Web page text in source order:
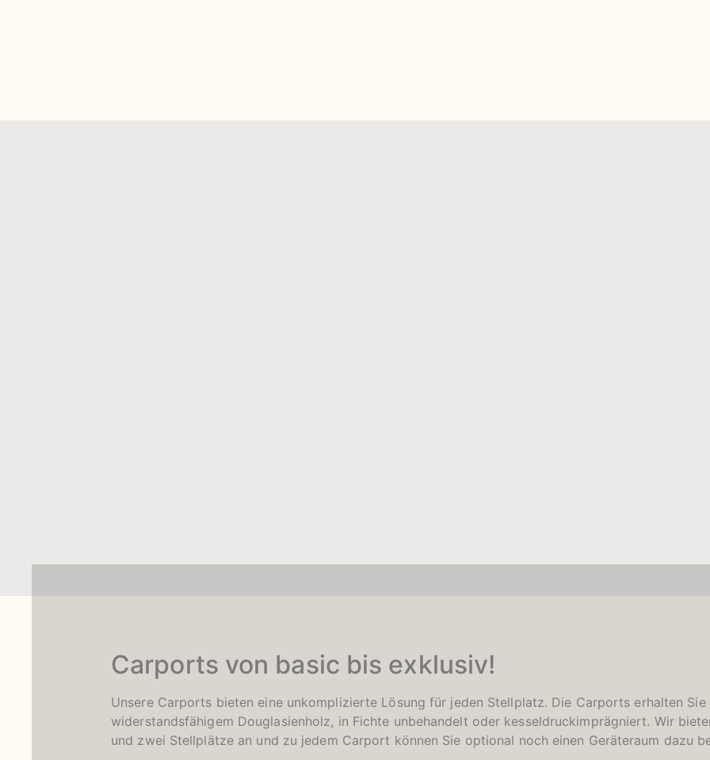
Carports von basic bis exklusiv!
Unsere Carports bieten eine unkomplizierte Lösung für jeden Stellplatz. Die Carports erhalten Sie
widerstandsfähigem Douglasienholz, in Fichte unbehandelt oder kesseldruckimprägniert. Wir
und zwei Stellplätze an und zu jedem Carport können Sie optional noch einen Geräteraum dazu